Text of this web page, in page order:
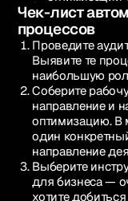
Чек-лист
процессов
Проведите
Выявите те
наибольшую
Соберите
направление и
оптимизацию. В
один
направление
Выберите
для бизнеса —
хотите